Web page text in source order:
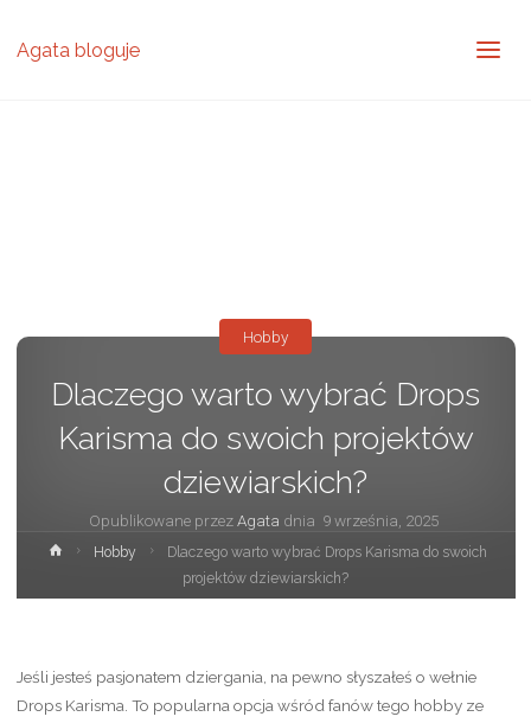
Agata bloguje
Dlaczego warto wybrać Drops
Karisma do swoich projektów
dziewiarskich?
Opublikowane przez Agata dnia 9 września, 2025
Hobby
StronaHobby
Dlaczego warto wybrać Drops Karisma do swoich
projektów dziewiarskich?
Jeśli jesteś pasjonatem dziergania, na pewno słyszałeś o wełnie
Drops Karisma. To popularna opcja wśród fanów tego hobby ze